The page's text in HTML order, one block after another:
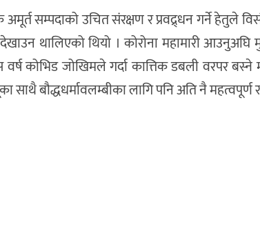
सम्पदाको उचित संरक्षण र प्रवद्र्धन गर्ने हेतुले
थालिएको थियो । कोरोना महामारी
कोभिड जोखिमले गर्दा कात्तिक डबली वरपर
साथै बौद्धधर्मावलम्बीका लागि पनि अति नै